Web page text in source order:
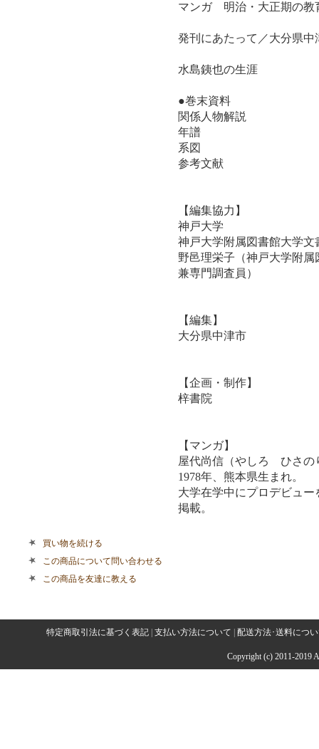
マンガ 明治・大正期の
発刊にあたって／大分県
水島銕也の生涯
●巻末資料
関係人物解説
年譜
系図
参考文献
【編集協力】
神戸大学
神戸大学附属図書館大学文
野邑理栄子（神戸大学附
兼専門調査員）
【編集】
大分県中津市
【企画・制作】
梓書院
【マンガ】
屋代尚信（やしろ ひさの
1978年、熊本県生まれ。
大学在学中にプロデビュ
掲載。
買い物を続ける
この商品について問い合わせる
この商品を友達に教える
特定商取引法に基づく表記 支払い方法について 配送方法･送料につ
Copyright (c) 2011-2019